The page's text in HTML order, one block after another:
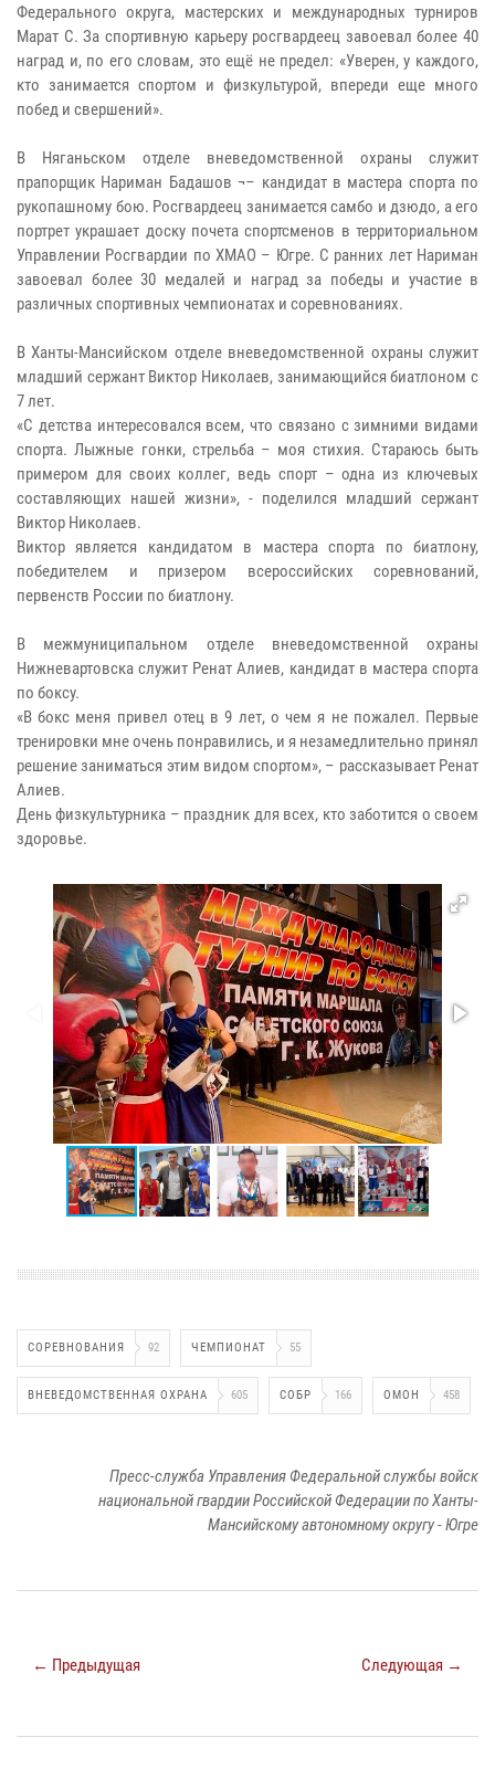
Федерального округа, мастерских и международных турниров
Марат С. За спортивную карьеру росгвардеец завоевал более 40
наград и, по его словам, это ещё не предел: «Уверен, у каждого,
кто занимается спортом и физкультурой, впереди еще много
побед и свершений».
В Няганьском отделе вневедомственной охраны служит
прапорщик Нариман Бадашов ¬– кандидат в мастера спорта по
рукопашному бою. Росгвардеец занимается самбо и дзюдо, а его
портрет украшает доску почета спортсменов в территориальном
Управлении Росгвардии по ХМАО – Югре. С ранних лет Нариман
завоевал более 30 медалей и наград за победы и участие в
различных спортивных чемпионатах и соревнованиях.
В Ханты-Мансийском отделе вневедомственной охраны служит
младший сержант Виктор Николаев, занимающийся биатлоном с
7 лет.
«С детства интересовался всем, что связано с зимними видами
спорта. Лыжные гонки, стрельба – моя стихия. Стараюсь быть
примером для своих коллег, ведь спорт – одна из ключевых
составляющих нашей жизни», - поделился младший сержант
Виктор Николаев.
Виктор является кандидатом в мастера спорта по биатлону,
победителем и призером всероссийских соревнований,
первенств России по биатлону.
В межмуниципальном отделе вневедомственной охраны
Нижневартовска служит Ренат Алиев, кандидат в мастера спорта
по боксу.
«В бокс меня привел отец в 9 лет, о чем я не пожалел. Первые
тренировки мне очень понравились, и я незамедлительно принял
решение заниматься этим видом спортом», – рассказывает Ренат
Алиев.
День физкультурника – праздник для всех, кто заботится о своем
здоровье.
СОРЕВНОВАНИЯ 92 ЧЕМПИОНАТ 55
ВНЕВЕДОМСТВЕННАЯ ОХРАНА 605 СОБР 166 ОМОН 458
Пресс-служба Управления Федеральной службы войск
национальной гвардии Российской Федерации по Ханты-
Мансийскому автономному округу - Югре
← Предыдущая Следующая →